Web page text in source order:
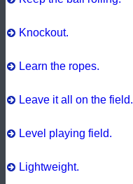
Knockout.
Learn the ropes.
Leave it all on the field.
Level playing field.
Lightweight.